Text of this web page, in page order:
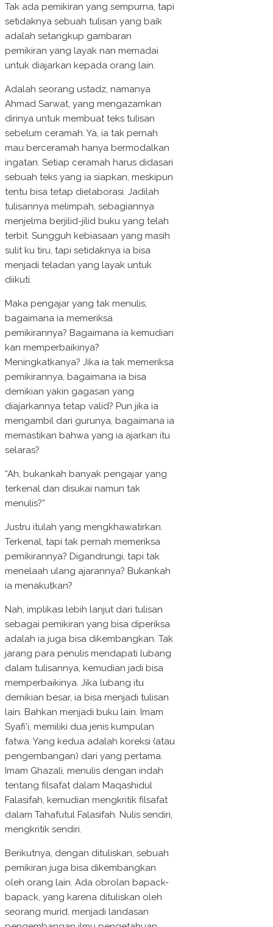
Tak ada pemikiran yang sempurna, tapi
setidaknya sebuah tulisan yang baik
adalah setangkup gambaran
pemikiran yang layak nan memadai
untuk diajarkan kepada orang lain.
Adalah seorang ustadz, namanya
Ahmad Sarwat, yang mengazamkan
dirinya untuk membuat teks tulisan
sebelum ceramah. Ya, ia tak pernah
mau berceramah hanya bermodalkan
ingatan. Setiap ceramah harus didasari
sebuah teks yang ia siapkan, meskipun
tentu bisa tetap dielaborasi. Jadilah
tulisannya melimpah, sebagiannya
menjelma berjilid-jilid buku yang telah
terbit. Sungguh kebiasaan yang masih
sulit ku tiru, tapi setidaknya ia bisa
menjadi teladan yang layak untuk
diikuti.
Maka pengajar yang tak menulis,
bagaimana ia memeriksa
pemikirannya? Bagaimana ia kemudian
kan memperbaikinya?
Meningkatkanya? Jika ia tak memeriksa
pemikirannya, bagaimana ia bisa
demikian yakin gagasan yang
diajarkannya tetap valid? Pun jika ia
mengambil dari gurunya, bagaimana ia
memastikan bahwa yang ia ajarkan itu
selaras?
“Ah, bukankah banyak pengajar yang
terkenal dan disukai namun tak
menulis?”
Justru itulah yang mengkhawatirkan.
Terkenal, tapi tak pernah memeriksa
pemikirannya? Digandrungi, tapi tak
menelaah ulang ajarannya? Bukankah
ia menakutkan?
Nah, implikasi lebih lanjut dari tulisan
sebagai pemikiran yang bisa diperiksa
adalah ia juga bisa dikembangkan. Tak
jarang para penulis mendapati lubang
dalam tulisannya, kemudian jadi bisa
memperbaikinya. Jika lubang itu
demikian besar, ia bisa menjadi tulisan
lain. Bahkan menjadi buku lain. Imam
Syafi’i, memiliki dua jenis kumpulan
fatwa. Yang kedua adalah koreksi (atau
pengembangan) dari yang pertama.
Imam Ghazali, menulis dengan indah
tentang filsafat dalam Maqashidul
Falasifah, kemudian mengkritik filsafat
dalam Tahafutul Falasifah. Nulis sendiri,
mengkritik sendiri.
Berikutnya, dengan dituliskan, sebuah
pemikiran juga bisa dikembangkan
oleh orang lain. Ada obrolan bapack-
bapack, yang karena dituliskan oleh
seorang murid, menjadi landasan